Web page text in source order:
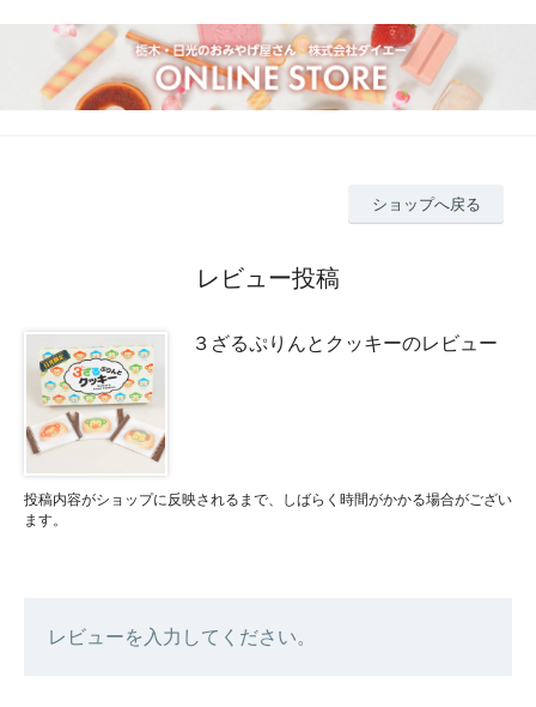
ショップへ戻る
レビュー投稿
３ざるぷりんとクッキーのレビュー
投稿内容がショップに反映されるまで、しばらく時間がかかる場合がござい
ます。
レビューを入力してください。